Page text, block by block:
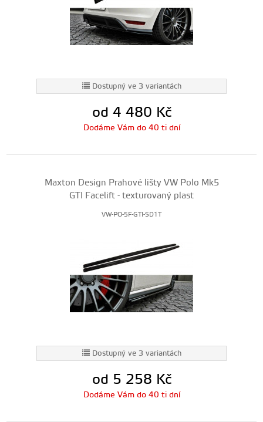
Dostupný ve 3 variantách
od 4 480 Kč
Dodáme Vám do 40 ti dní
Maxton Design Prahové lišty VW Polo Mk5
GTI Facelift - texturovaný plast
VW-PO-5F-GTI-SD1T
Dostupný ve 3 variantách
od 5 258 Kč
Dodáme Vám do 40 ti dní